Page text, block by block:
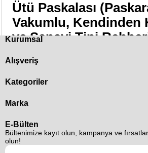
Ütü Paskalası
Vakumlu, Kendinden
ve Sanayi Tipi
vakumlu ütü paskalası
yedek parça
sırasında parçayı sabitleyen ve yüzey
katmanları ile buharı kumaştan
azaltır.
Kurumsal
Alışveriş
Kategoriler
Marka
E-Bülten
Bültenimize kayıt olun, kampanya ve
olun!